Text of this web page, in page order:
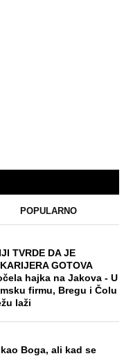
POPULARNO
TVRDE DA JE
GOTOVA
hajka na Jakova - U
firmu, Bregu i Čolu
laži
Boga, ali kad se